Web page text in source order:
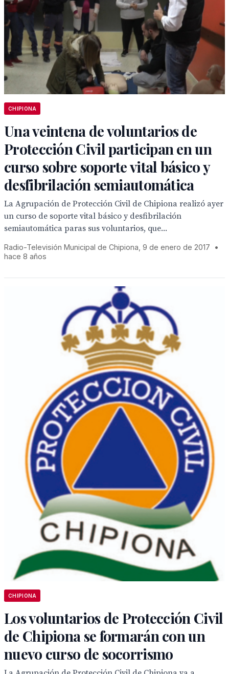
CHIPIONA
Una veintena de voluntarios de
Protección Civil participan en un
curso sobre soporte vital básico y
desfibrilación semiautomática
La Agrupación de Protección Civil de Chipiona realizó ayer
un curso de soporte vital básico y desfibrilación
semiautomática paras sus voluntarios, que...
Radio-Televisión Municipal de Chipiona, 9 de enero de 2017
•
hace 8 años
CHIPIONA
Los voluntarios de Protección Civil
de Chipiona se formarán con un
nuevo curso de socorrismo